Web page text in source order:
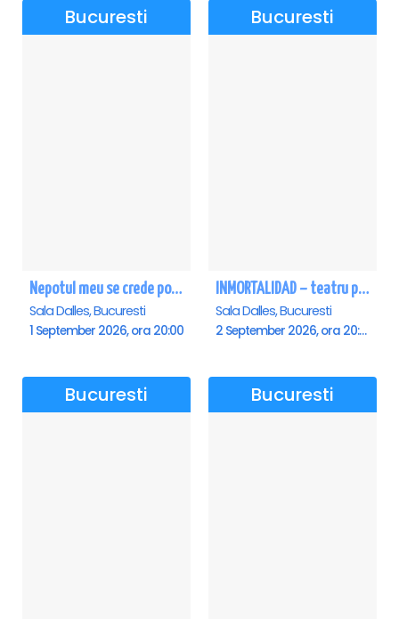
Bucuresti
Nepotul meu se crede poet - Sala Dalles
Sala Dalles, Bucuresti
1 September 2026, ora 20:00
Bucuresti
INMORTALIDAD – teatru poetic cu Magda Catone & Maxim Belciug
Sala Dalles, Bucuresti
2 September 2026, ora 20:00
Bucuresti Bucuresti